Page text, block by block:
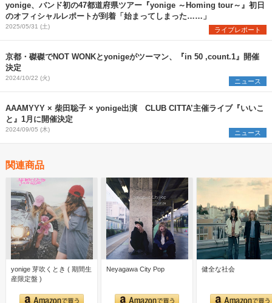
yonige、バンド初の47都道府県ツアー『yonige ～Homing tour～』初日
のオフィシャルレポートが到着「始まってしまった……」
2025/05/31 (土) ライブレポート
京都・磔磔でNOT WONKとyonigeがツーマン、『in 50 ,count.1』開催
決定
2024/10/22 (火) ニュース
AAAMYYY × 柴田聡子 × yonige出演 CLUB CITTA’主催ライブ『いいこ
と』1月に開催決定
2024/09/05 (木) ニュース
関連商品
yonige 芽吹くとき ( 期間生
産限定盤 )
Neyagawa City Pop 健全な社会